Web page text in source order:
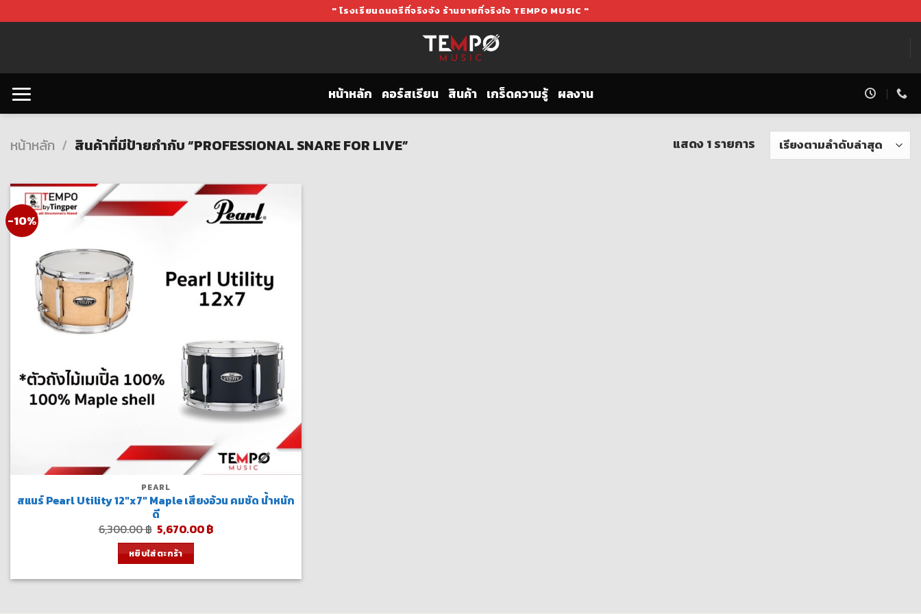
to
" โรงเรียนดนตรีที่จริงจัง ร้านขายที่จริงใจ TEMPO MUSIC "
หน้าหลัก คอร์สเรียน สินค้า เกร็ดความรู้ ผลงาน
หน้าหลัก / สินค้าที่มีป้ายกำกับ “PROFESSIONAL SNARE FOR LIVE” แสดง 1 รายการ
-10%
PEARL
สแนร์ Pearl Utility 12″x7″ Maple เสียงอ้วน คมชัด น้ำหนัก
ดี
6,300.00฿ Original
price
was:
6,300.00 ฿.
5,670.00฿Current
หยิบใส่ตะกร้า